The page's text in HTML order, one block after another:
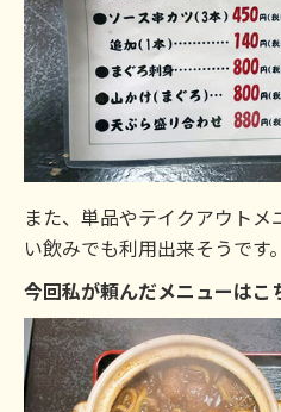
また、単品やテイクアウトメ
い飲みでも利用出来そうです。
今回私が頼んだメニューはこ